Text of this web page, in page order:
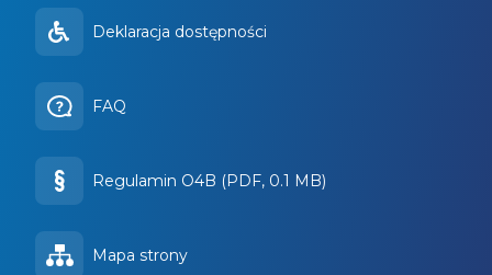
Deklaracja dostępności
FAQ
Regulamin O4B (PDF, 0.1 MB)
Mapa strony